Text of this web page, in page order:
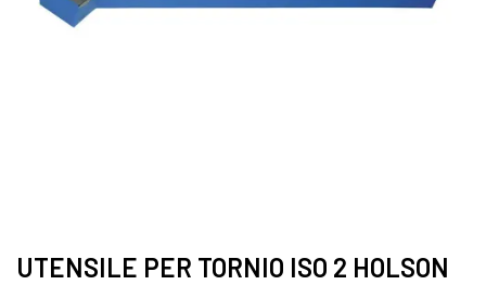
UTENSILE PER TORNIO ISO 2 HOLSON